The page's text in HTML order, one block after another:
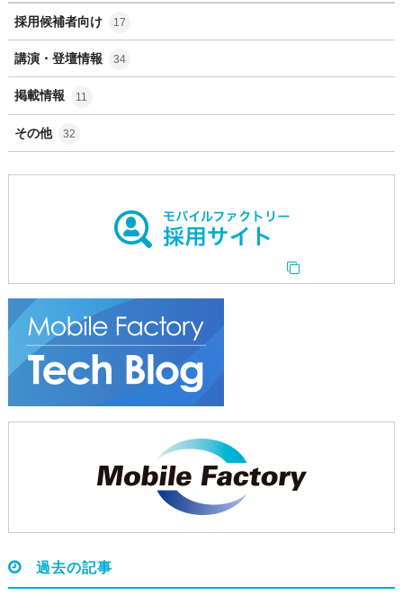
採用候補者向け 17
講演・登壇情報 34
掲載情報 11
その他 32
過去の記事